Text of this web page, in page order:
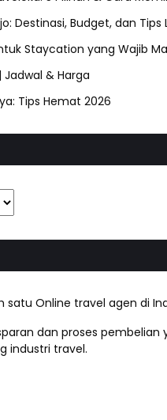
Destinasi, Budget, dan Tips
Staycation yang Wajib
& Harga
Tips Hemat 2026
satu Online travel agen di
dan proses
industri travel.